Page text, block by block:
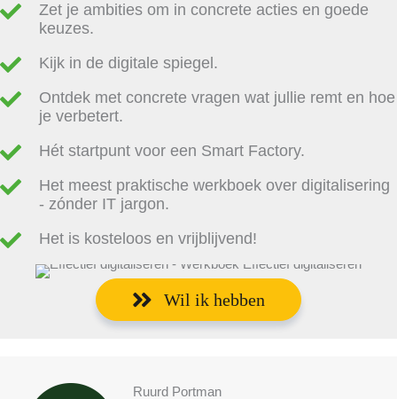
Zet je ambities om in concrete acties en goede
keuzes.
Kijk in de digitale spiegel.
Ontdek met concrete vragen wat jullie remt en hoe
je verbetert.
Hét startpunt voor een Smart Factory.
Het meest praktische werkboek over digitalisering
- zónder IT jargon.
Het is kosteloos en vrijblijvend!
Wil ik hebben
Ruurd Portman